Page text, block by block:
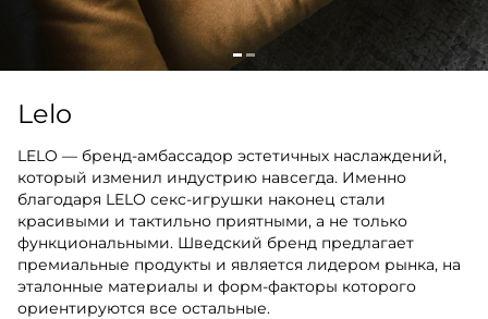
Lelo
LELO — бренд-амбассадор эстетичных наслаждений,
который изменил индустрию навсегда. Именно
благодаря LELO секс-игрушки наконец стали
красивыми и тактильно приятными, а не только
функциональными. Шведский бренд предлагает
премиальные продукты и является лидером рынка, на
эталонные материалы и форм-факторы которого
ориентируются все остальные.